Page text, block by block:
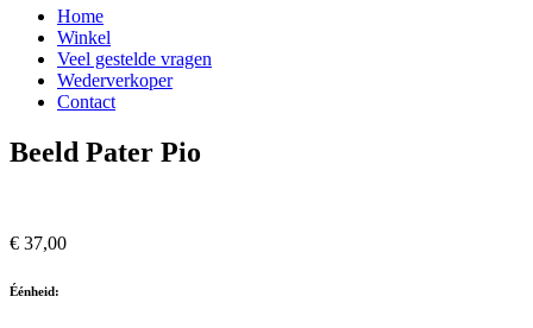
Home
Winkel
Veel gestelde vragen
Wederverkoper
Contact
Beeld Pater Pio
€ 37,00
Éénheid: